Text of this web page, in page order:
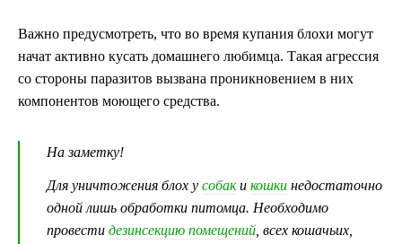
Важно предусмотреть, что во время купания блохи могут
начат активно кусать домашнего любимца. Такая агрессия
со стороны паразитов вызвана проникновением в них
компонентов моющего средства.
На заметку!
Для уничтожения блох у собаки кошки недостаточно
одной лишь обработки питомца. Необходимо
провести дезинсекцию помещений , всех кошачьих,